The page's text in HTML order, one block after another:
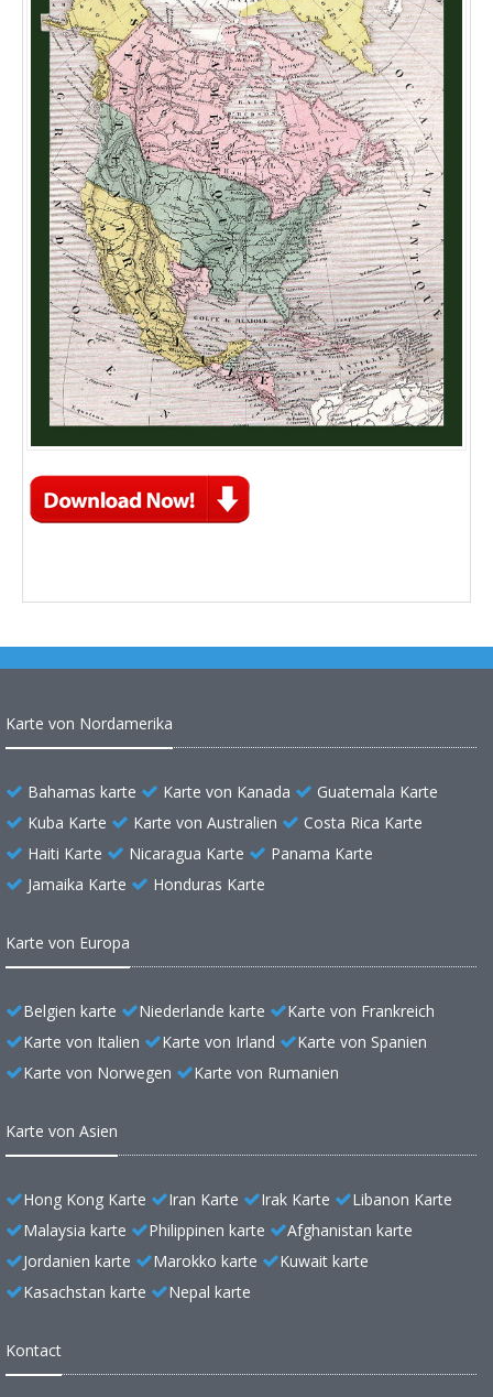
Karte von Nordamerika
Bahamas karte Karte von Kanada
Guatemala Karte
Kuba Karte
Karte von Australien
Costa Rica Karte
Haiti Karte
Nicaragua Karte
Panama Karte
Jamaika Karte
Honduras Karte
Karte von Europa
Belgien karte Niederlande karte
Karte von Frankreich
Karte von Italien
Karte von Irland
Karte von Spanien
Karte von Norwegen
Karte von Rumanien
Karte von Asien
Hong Kong Karte Iran Karte Irak Karte
Libanon Karte
Malaysia karte
Philippinen karte
Afghanistan karte
Jordanien karte
Marokko karte
Kuwait karte
Kasachstan karte
Nepal karte
Kontact